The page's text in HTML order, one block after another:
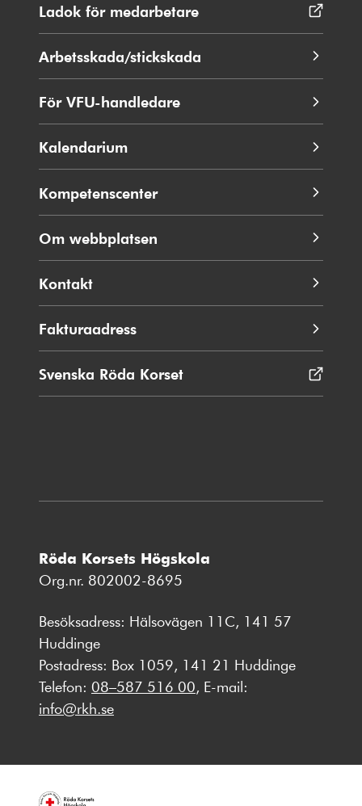
fönster
Ladok för medarbetare
i
fönster
Arbetsskada/stickskada
För VFU-handledare
Kalendarium
Kompetenscenter
Om webbplatsen
Kontakt
Fakturaadress
Svenska Röda Korset
i
Röda Korsets Högskola
Org.nr. 802002-8695
Besöksadress: Hälsovägen 11C, 141 57
Huddinge
Postadress: Box 1059, 141 21 Huddinge
Telefon: 08–587 516 00, E-mail:
info@rkh.se